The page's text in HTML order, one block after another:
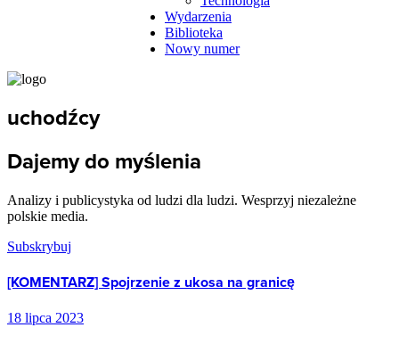
Wydarzenia
Biblioteka
Nowy numer
uchodźcy
Dajemy do myślenia
Analizy i publicystyka od ludzi dla ludzi. Wesprzyj niezależne
polskie media.
Subskrybuj
[KOMENTARZ] Spojrzenie z ukosa na granicę
18 lipca 2023